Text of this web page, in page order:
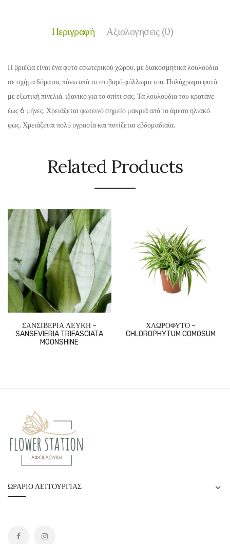
Περιγραφή Αξιολογήσεις (0)
Η βριέζια είναι ένα φυτό εσωτερικού χώρου, με διακοσμητικά λουλούδια
σε σχήμα δόρατος πάνω από το στιβαρό φύλλωμα του. Πολύχρωμο φυτό
με εξωτική πινελιά, ιδανικό για το σπίτι σας. Τα λουλούδια του κρατάνε
έως 6 μήνες. Χρειάζεται φωτεινό σημείο μακριά από το άμεσο ηλιακό
φως. Χρειάζεται πολύ υγρασία και ποτίζεται εβδομαδιαία.
Related Products
ΣΑΝΣΙΒΕΡΙΑ ΛΕΥΚΗ –
SANSEVIERIA TRIFASCIATA
MOONSHINE
ΧΛΩΡΟΦΥΤΟ –
CHLOROPHYTUM COMOSUM
ΩΡΆΡΙΟ ΛΕΙΤΟΥΡΓΊΑΣ